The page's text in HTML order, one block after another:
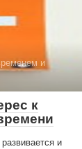
и
к
и